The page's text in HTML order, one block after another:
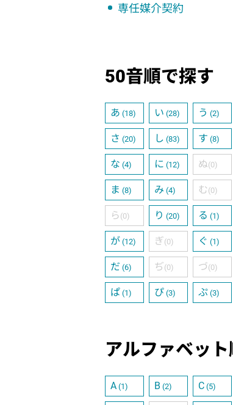
専任媒介契約
50音順で探す
あ (18) い (28) う (2)
さ (20) し (83) す (8)
な (4) に (12) ぬ(0)
ま (8) み (4) む (0)
ら (0) り (20) る (1)
が (12) ぎ(0) ぐ (1)
だ (6) ぢ(0) づ(0)
ぱ (1) ぴ (3) ぷ (3)
アルファベッ
A (1) B (2) C (5)